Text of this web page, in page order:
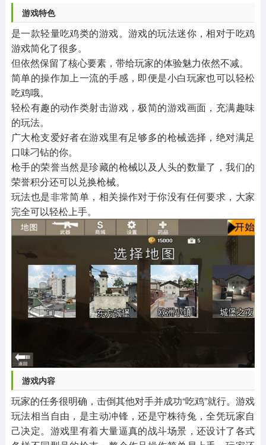
游戏特色
是一款轻量吃鸡类的游戏。游戏的玩法迷你，相对于吃鸡
游戏简化了很多。
但依然保留了核心要素，带给玩家的体验魅力依然不减。
简单的操作加上一流的手感，即便是小白玩家也可以轻松
吃鸡哦。
轻松有趣的动作类射击游戏，极简的游戏画面，充满趣味
的玩法。
广大枪支爱好者在游戏里有足够多的枪械选择，绝对满足
口味刁钻的你。
枪手的荣誉当然是珍藏的枪械以及人头的数量了，我们的
荣誉积分还可以兑换枪械。
玩法也是非常简单，相关操作对于你没有任何要求，大家
完全可以轻松上手。
游戏内容
玩家的任务很明确，击倒其他对手并成功“吃鸡”就行。游戏
玩法相当自由，是主动冲锋，还是守株待兔，全凭玩家自
己决定。游戏里有着大量逼真的战斗场景，还设计了各式